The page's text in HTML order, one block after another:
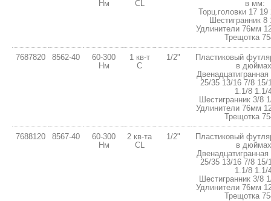
Нм
СL
в мм:
Торц.головки 17 19
Шестигранник 8
Удлинители 76мм
Трещотка
7687820 8562-40
60-300
Нм
1 кв-т
С
1/2"
Пластиковый
в
Двенадцатигранная
25/35 13/16 7/8 15/
1.1/8 1.1/
Шестигранник 3/8
Удлинители 76мм
Трещотка
7688120 8567-40
60-300
Нм
2 кв-тa
СL
1/2"
Пластиковый
в
Двенадцатигранная
25/35 13/16 7/8 15/
1.1/8 1.1/
Шестигранник 3/8
Удлинители 76мм
Трещотка